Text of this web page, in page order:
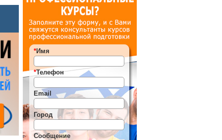
*Имя
*Телефон
Email
Город
Сообщение